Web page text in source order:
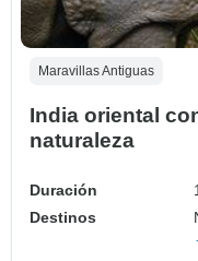
Maravillas Antiguas
India oriental
naturaleza
Duración
Destinos